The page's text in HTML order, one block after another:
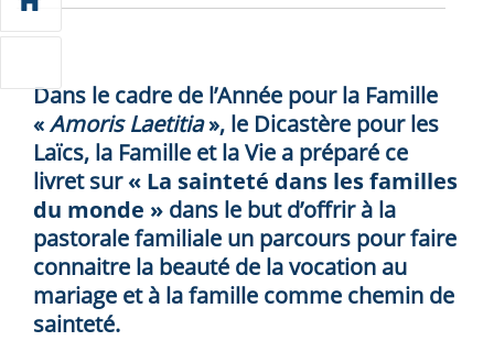
Dans le cadre de l’Année pour la Famille
«Amoris Laetitia», le Dicastère pour les
Laïcs, la Famille et la Vie a préparé ce
livret sur« La sainteté dans les familles
du monde » dans le but d’offrir à la
pastorale familiale un parcours pour faire
connaitre la beauté de la vocation au
mariage et à la famille comme chemin de
sainteté.